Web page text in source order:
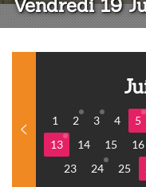
Vendredi 19
1 2 3 4 5
13
14 15 16
23
24 25